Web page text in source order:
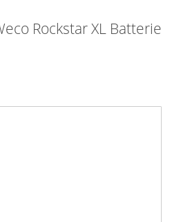
Rockstar XL Batterie